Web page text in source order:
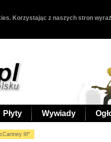
Korzystając z naszych stron
Płyty Wywiady
III"